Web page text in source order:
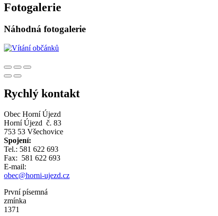
Fotogalerie
Náhodná fotogalerie
Rychlý kontakt
Obec Horní Újezd
Horní Újezd č. 83
753 53 Všechovice
Spojení:
Tel.: 581 622 693
Fax: 581 622 693
E-mail:
obec@horni-ujezd.cz
První písemná
zmínka
1371